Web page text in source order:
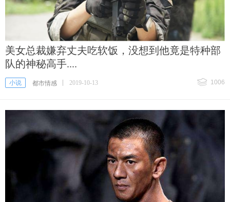
美女总裁嫌弃丈夫吃软饭，没想到他竟是特种部
队的神秘高手....
小说 都市情感 2019-10-13 1006